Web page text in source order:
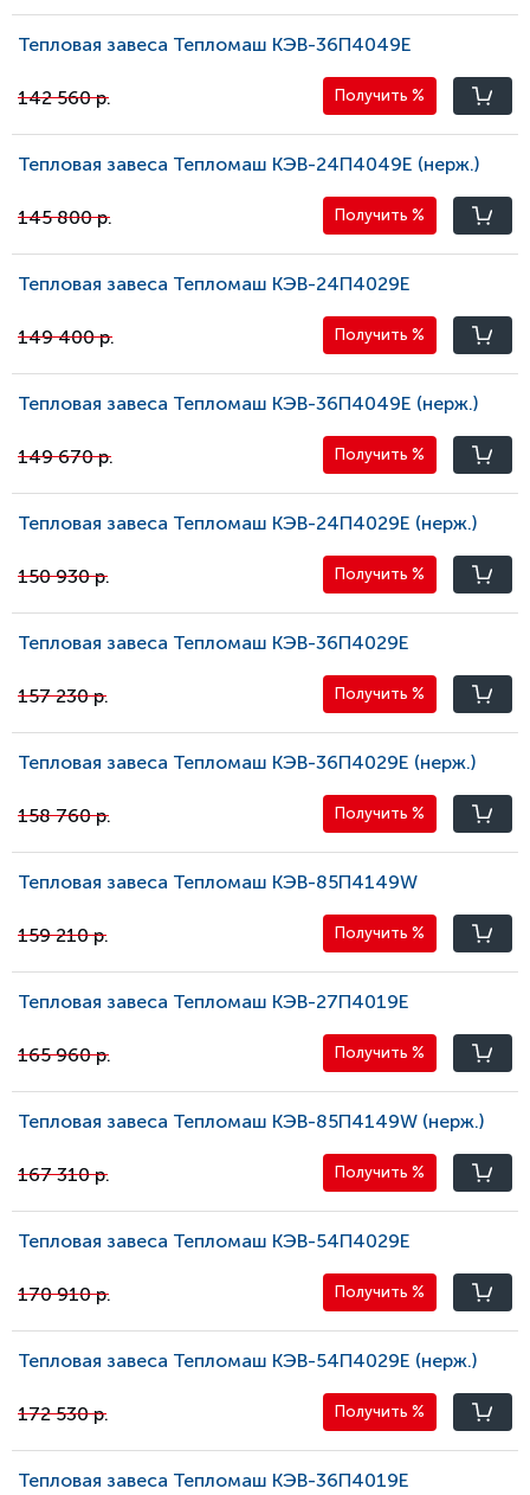
Тепловая завеса Тепломаш КЭВ-36П4049Е
142 560 р. Получить %
Тепловая завеса Тепломаш КЭВ-24П4049E (нерж.)
145 800 р. Получить %
Тепловая завеса Тепломаш КЭВ-24П4029Е
149 400 р. Получить %
Тепловая завеса Тепломаш КЭВ-36П4049E (нерж.)
149 670 р. Получить %
Тепловая завеса Тепломаш КЭВ-24П4029E (нерж.)
150 930 р. Получить %
Тепловая завеса Тепломаш КЭВ-36П4029Е
157 230 р. Получить %
Тепловая завеса Тепломаш КЭВ-36П4029E (нерж.)
158 760 р. Получить %
Тепловая завеса Тепломаш КЭВ-85П4149W
159 210 р. Получить %
Тепловая завеса Тепломаш КЭВ-27П4019Е
165 960 р. Получить %
Тепловая завеса Тепломаш КЭВ-85П4149W (нерж.)
167 310 р. Получить %
Тепловая завеса Тепломаш КЭВ-54П4029Е
170 910 р. Получить %
Тепловая завеса Тепломаш КЭВ-54П4029E (нерж.)
172 530 р. Получить %
Тепловая завеса Тепломаш КЭВ-36П4019Е